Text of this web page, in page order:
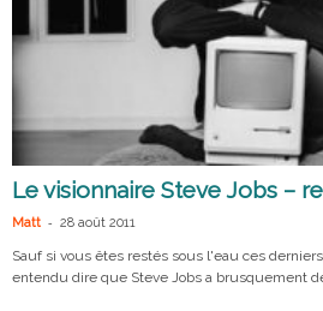
Le visionnaire Steve Jobs –
Matt - 28 août 2011
Sauf si vous êtes restés sous l'eau ces
entendu dire que Steve Jobs a brusquement